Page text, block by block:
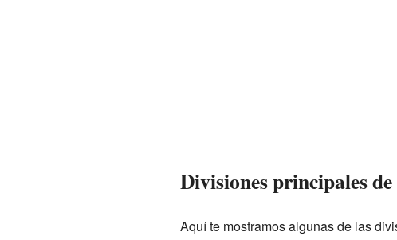
Divisiones principales
Aquí te mostramos algunas de las